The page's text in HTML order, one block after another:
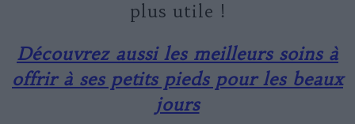
plus utile !
Découvrez aussi les meilleurs soins à
offrir à ses petits pieds pour les beaux
jours